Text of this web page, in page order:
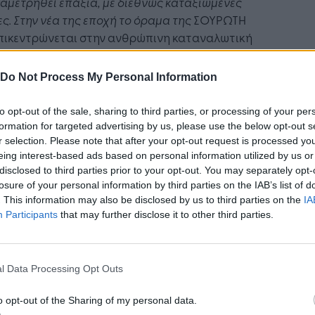
Do Not Process My Personal Information
opt-out of the sale, sharing to third parties, or processing of your
for targeted advertising by us, please use the below opt-out
selection. Please note that after your opt-out request is processed
interest-based ads based on personal information utilized by us
to third parties prior to your opt-out. You may separately
of your personal information by third parties on the IAB’s list of
This information may also be disclosed by us to third parties on the
Participants that may further disclose it to other third parties.
Data Processing Opt Outs
opt-out of the Sharing of my personal data.
Στην νέα της εποχή το όραμα τηςΣΟΥΡΩΤΗ
στην ανθρώπινη καταναλωτική
την ανάδειξη των ανώτερων
ποιότητας και στην
ο κ. Ευκαρπίδης τόνισε:«Θα ήθελα να
την ευγνωμοσύνη μου σε καθένα από τους
εργαζομένους, αλλά και σε όλους
εργάστηκαν σκληρά τα 100 χρόνια,
μας σήμερα να συνεχίσουμε με όραμα
αυτής της ιστορικής εταιρείας»
Google Newsκαι μάθετε πρώτοι